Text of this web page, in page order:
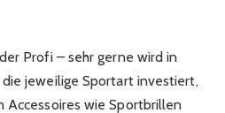
Profi – sehr gerne wird in
jeweilige Sportart investiert,
Accessoires wie Sportbrillen